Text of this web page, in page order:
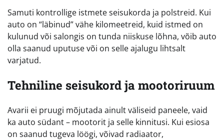
Samuti kontrollige istmete seisukorda ja polstreid. Kui
auto on “läbinud” vähe kilomeetreid, kuid istmed on
kulunud või salongis on tunda niiskuse lõhna, võib auto
olla saanud uputuse või on selle ajalugu lihtsalt
varjatud.
Tehniline seisukord ja mootoriruum
Avarii ei pruugi mõjutada ainult väliseid paneele, vaid
ka auto südant – mootorit ja selle kinnitusi. Kui esiosa
on saanud tugeva löögi, võivad radiaator,